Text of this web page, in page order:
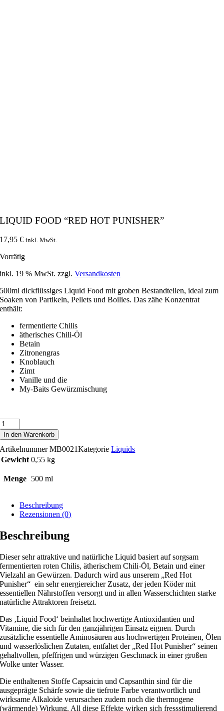
LIQUID FOOD “RED HOT PUNISHER”
17,95€ inkl. MwSt.
Vorrätig
inkl. 19 % MwSt. zzgl.Versandkosten
500ml dickflüssiges Liquid Food mit groben Bestandteilen, ideal zum
Soaken von Partikeln, Pellets und Boilies. Das zähe Konzentrat
enthält:
fermentierte Chilis
ätherisches Chili-Öl
Betain
Zitronengras
Knoblauch
Zimt
Vanille und die
My-Baits Gewürzmischung
In den Warenkorb
ArtikelnummerMB0021KategorieLiquids
Gewicht 0,55 kg
Menge 500 ml
Beschreibung
Rezensionen (0)
Beschreibung
Dieser sehr attraktive und natürliche Liquid basiert auf sorgsam
fermentierten roten Chilis, ätherischem Chili-Öl, Betain und einer
Vielzahl an Gewürzen. Dadurch wird aus unserem „Red Hot
Punisher“ ein sehr energiereicher Zusatz, der jeden Köder mit
essentiellen Nährstoffen versorgt und in allen Wasserschichten starke
natürliche Attraktoren freisetzt.
Das ‚Liquid Food‘ beinhaltet hochwertige Antioxidantien und
Vitamine, die sich für den ganzjährigen Einsatz eignen. Durch
zusätzliche essentielle Aminosäuren aus hochwertigen Proteinen, Ölen
und wasserlöslichen Zutaten, entfaltet der „Red Hot Punisher“ seinen
gehaltvollen, pfeffrigen und würzigen Geschmack in einer großen
Wolke unter Wasser.
Die enthaltenen Stoffe Capsaicin und Capsanthin sind für die
ausgeprägte Schärfe sowie die tiefrote Farbe verantwortlich und
wirksame Alkaloide verursachen zudem noch die thermogene
(wärmende) Wirkung. All diese Effekte wirken sich fressstimulierend